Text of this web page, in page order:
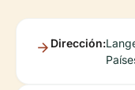
Dirección: